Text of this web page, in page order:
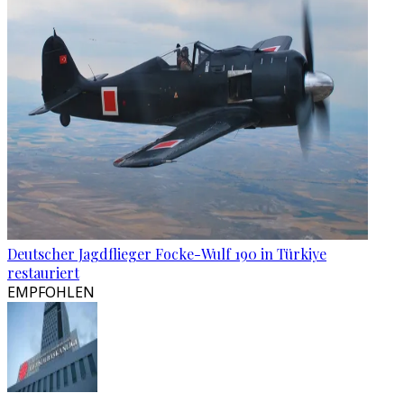
Deutscher Jagdflieger Focke-Wulf 190 in Türkiye
restauriert
EMPFOHLEN